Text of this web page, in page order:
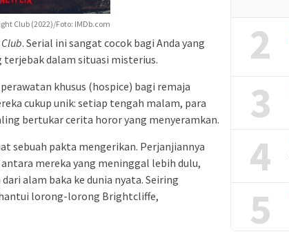
Club (2022)/Foto: IMDb.com
. Serial ini sangat cocok bagi Anda yang
dalam situasi misterius.
khusus (hospice) bagi remaja
cukup unik: setiap tengah malam, para
bertukar cerita horor yang menyeramkan.
sebuah pakta mengerikan. Perjanjiannya
mereka yang meninggal lebih dulu,
alam baka ke dunia nyata. Seiring
lorong-lorong Brightcliffe,
2
3
4
5